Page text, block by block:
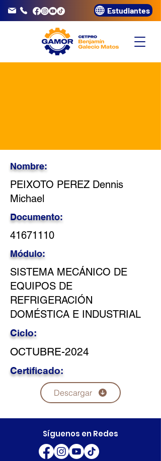
3320072 Estudiantes
Nombre:
PEIXOTO PEREZ Dennis
Michael
Documento:
41671110
Módulo:
SISTEMA MECÁNICO DE
EQUIPOS DE
REFRIGERACIÓN
DOMÉSTICA E INDUSTRIAL
Ciclo:
OCTUBRE-2024
Certificado:
Descargar
Síguenos en Redes